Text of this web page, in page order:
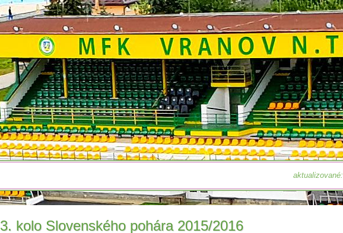
3. kolo Slovenského pohára 2015/2016